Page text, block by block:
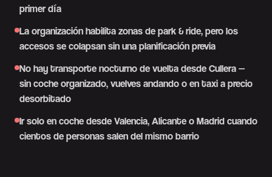
primer día
La organización habilita zonas de park & ride, pero los
accesos se colapsan sin una planificación previa
No hay transporte nocturno de vuelta desde Cullera —
sin coche organizado, vuelves andando o en taxi a precio
desorbitado
Ir solo en coche desde Valencia, Alicante o Madrid cuando
cientos de personas salen del mismo barrio